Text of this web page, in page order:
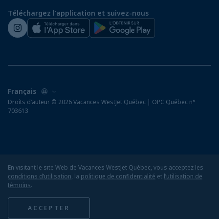
Salle de presse de WestJet
Téléchargez l'application et suivez-nous
Droits d‘auteur © 2026 Vacances WestJet Québec | OPC Québec n°
703613
En visitant le site Web de Vacances WestJet Québec, vous acceptez les
conditions d’utilisation, la politique de confidentialité et l’utilisation de
témoins.
ACCEPTER